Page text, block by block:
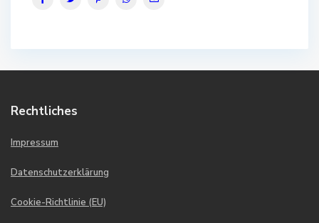
Rechtliches
Impressum
Datenschutzerklärung
Cookie-Richtlinie (EU)